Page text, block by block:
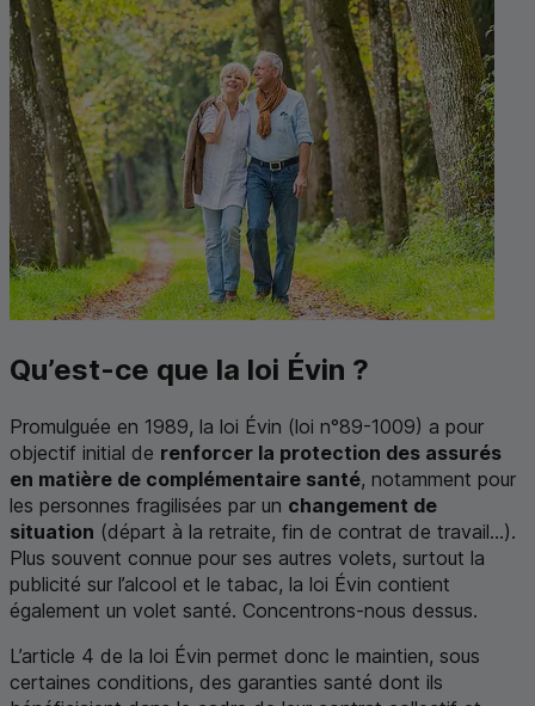
Qu’est-ce que la loi Évin ?
Promulguée en 1989, la loi Évin (loi n°89-1009) a pour
objectif initial de renforcer la protection des assurés
en matière de complémentaire santé, notamment pour
les personnes fragilisées par un changement de
situation (départ à la retraite, fin de contrat de travail...).
Plus souvent connue pour ses autres volets, surtout la
publicité sur l’alcool et le tabac, la loi Évin contient
également un volet santé. Concentrons-nous dessus.
L’article 4 de la loi Évin permet donc le maintien, sous
certaines conditions, des garanties santé dont ils